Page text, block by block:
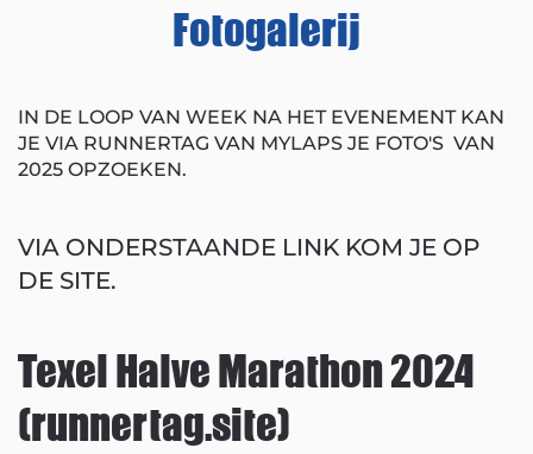
Fotogalerij
IN DE LOOP VAN WEEK NA HET EVENEMENT KAN
JE VIA RUNNERTAG VAN MYLAPS JE FOTO'S VAN
2025 OPZOEKEN.
VIA ONDERSTAANDE LINK KOM JE OP
DE SITE.
Texel Halve Marathon 2024
(runnertag.site)